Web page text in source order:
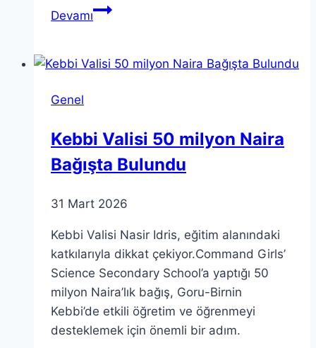
DevamıGörelilik
Devrim
Genel
Kebbi Valisi 50 milyon Naira
Bağışta Bulundu
31 Mart 2026
Kebbi Valisi Nasir Idris, eğitim alanındaki
katkılarıyla dikkat çekiyor.Command Girls’
Science Secondary School’a yaptığı 50
milyon Naira’lık bağış, Goru-Birnin
Kebbi’de etkili öğretim ve öğrenmeyi
desteklemek için önemli bir adım.